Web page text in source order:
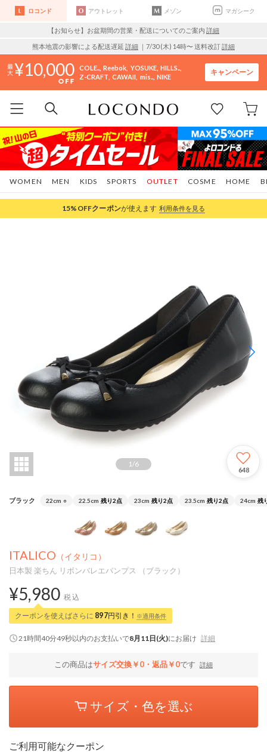
ロコンド アウトレット メゾン マガシーク
【お知らせ】お盆期間の営業・配送についてのご案内 詳細
熊本地震の影響による配送遅延 詳細 ｜7/30 (木) 14時〜 送料改訂詳細
10,000 COLE.. Reebok YOSUKE HILLS..
Z-CRAFT CAWAII mis.. NIKE
キャンペーン
WOMEN MEN KIDS SPORTS COSME HOME
OUTLET
15%OFFクーポンが使えます 利用条件を見る
1 /6
648
ブラック 22cm ○ 22.5cm 残り2点 23cm 残り2点 23.5cm 残り2点 24cm 残
ITALICO （イタリコ）
日本製 楽ちん リボンバレエパンプス （ブラック）
¥5,980 税込
クーポンを使えばさらに 897円引き！ ※適用条件
21時間40分49秒以内のお支払いで8月11日(火)にお届け 詳細
この商品はサイズ交換￥0・返品￥0です 詳細
サイズ・色を選ぶ
ご利用可能なクーポン